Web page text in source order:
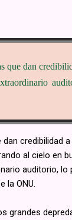
que dan
credibilidad
al cielo en
auditorio,
la ONU.
grandes